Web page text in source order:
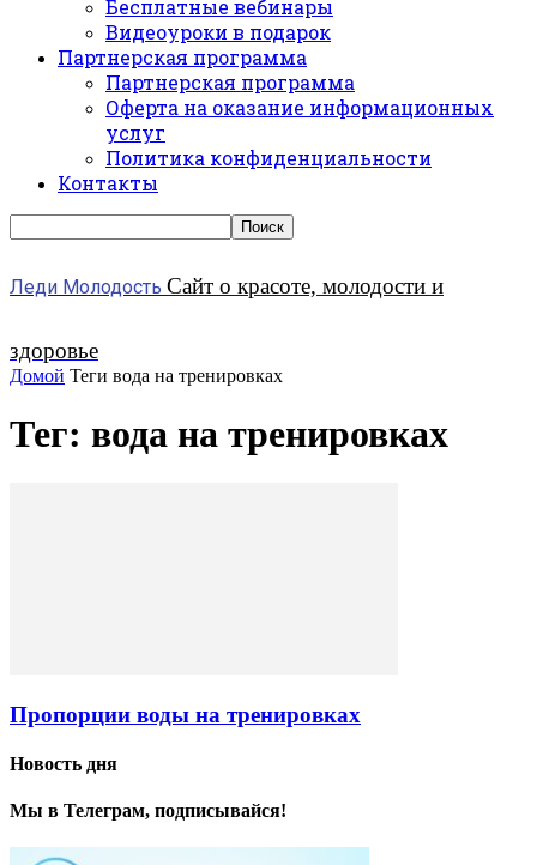
Бесплатные вебинары
Видеоуроки в подарок
Партнерская программа
Партнерская программа
Оферта на оказание информационных
услуг
Политика конфиденциальности
Контакты
Леди Молодость Сайт о красоте, молодости и
здоровье
Домой Теги вода на тренировках
Тег: вода на тренировках
Пропорции воды на тренировках
Новость дня
Мы в Телеграм, подписывайся!